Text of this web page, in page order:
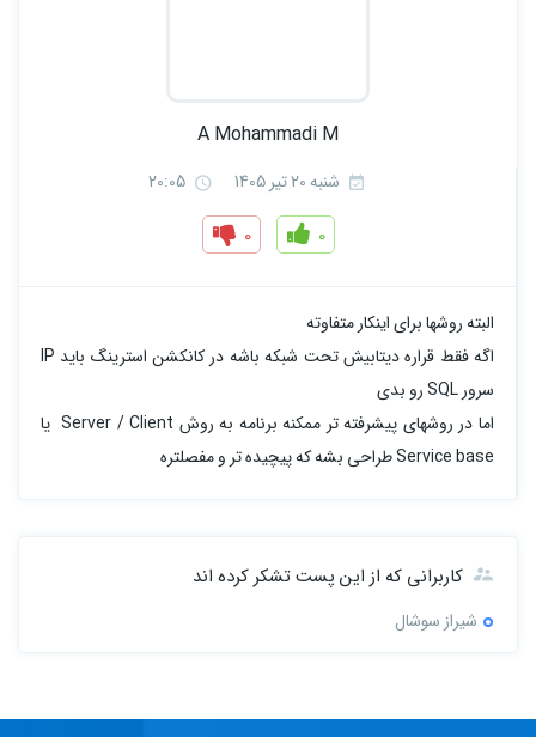
A Mohammadi M
شنبه 20 تیر 1405 20:05
0
0
البته روشها برای اینکار متفاوته
اگه فقط قراره دیتابیش تحت شبکه باشه در کانکشن استرینگ باید IP
سرور SQL رو بدی
اما در روشهای پیشرفته تر ممکنه برنامه به روش Server / Client یا
Service base طراحی بشه که پیچیده تر و مفصلتره
کاربرانی که از این پست تشکر کرده اند
شیراز سوشال